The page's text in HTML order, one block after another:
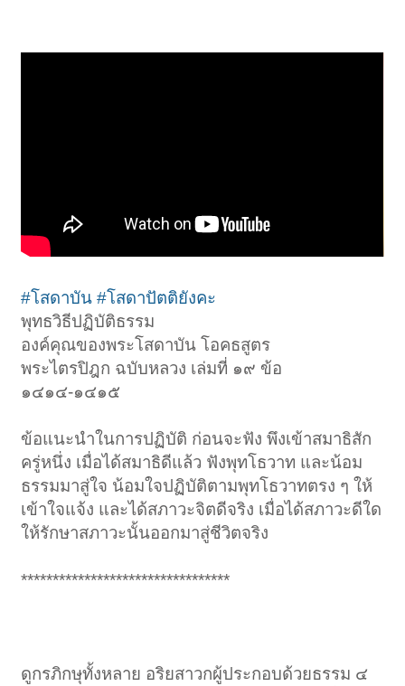
#โสดาบัน #โสดาปัตติยังคะ
พุทธวิธีปฏิบัติธรรม
องค์คุณของพระโสดาบัน โอคธสูตร
พระไตรปิฎก ฉบับหลวง เล่มที่ ๑๙ ข้อ
๑๔๑๔-๑๔๑๕
ข้อแนะนำในการปฏิบัติ ก่อนจะฟัง พึงเข้าสมาธิสัก
ครู่หนึ่ง เมื่อได้สมาธิดีแล้ว ฟังพุทโธวาท และน้อม
ธรรมมาสู่ใจ น้อมใจปฏิบัติตามพุทโธวาทตรง ๆ ให้
เข้าใจแจ้ง และได้สภาวะจิตดีจริง เมื่อได้สภาวะดีใด
ให้รักษาสภาวะนั้นออกมาสู่ชีวิตจริง
*********************************
ดูกรภิกษุทั้งหลาย อริยสาวกผู้ประกอบด้วยธรรม ๔